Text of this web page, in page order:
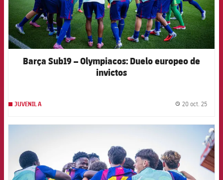
Barça Sub19 – Olympiacos: Duelo europeo de
invictos
JUVENIL A 20 oct. 25